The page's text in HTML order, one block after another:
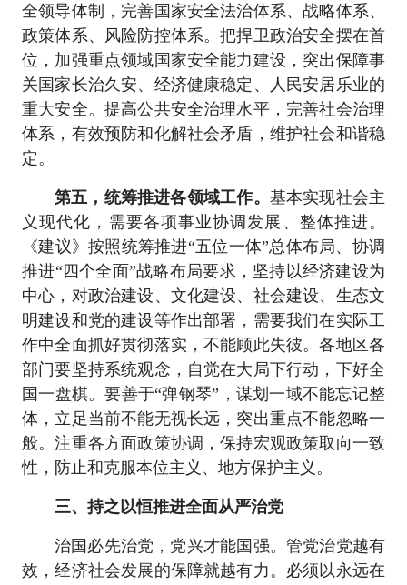
全领导体制，完善国家安全法治体系、战略体系、
政策体系、风险防控体系。把捍卫政治安全摆在首
位，加强重点领域国家安全能力建设，突出保障事
关国家长治久安、经济健康稳定、人民安居乐业的
重大安全。提高公共安全治理水平，完善社会治理
体系，有效预防和化解社会矛盾，维护社会和谐稳
定。
第五，统筹推进各领域工作。 基本实现社会主
义现代化，需要各项事业协调发展、整体推进。
《建议》按照统筹推进“五位一体”总体布局、协调
推进“四个全面”战略布局要求，坚持以经济建设为
中心，对政治建设、文化建设、社会建设、生态文
明建设和党的建设等作出部署，需要我们在实际工
作中全面抓好贯彻落实，不能顾此失彼。各地区各
部门要坚持系统观念，自觉在大局下行动，下好全
国一盘棋。要善于“弹钢琴”，谋划一域不能忘记整
体，立足当前不能无视长远，突出重点不能忽略一
般。注重各方面政策协调，保持宏观政策取向一致
性，防止和克服本位主义、地方保护主义。
三、持之以恒推进全面从严治党
治国必先治党，党兴才能国强。管党治党越有
效，经济社会发展的保障就越有力。必须以永远在